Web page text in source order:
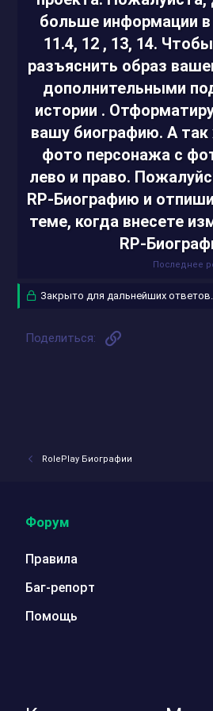
больше информации в
11.4, 12 , 13, 14.
разъяснить образ
дополнительными
истории . О
вашу биографию. А
фото персонажа с
лево и право.
RP-Биографию и
теме, когда внесете
RP-
Последнее
Закрыто для дальнейших ответов.
Поделиться:
RolePlay Биографии
Форум
Правила
Баг-репорт
Помощь